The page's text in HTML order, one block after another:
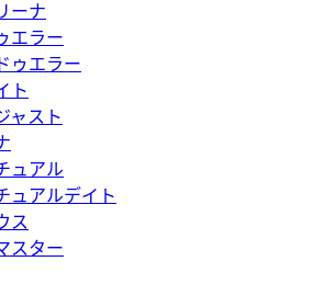
ーナ
エラー
ゥエラー
ト
ャスト
ュアル
ュアルデイト
ス
スター